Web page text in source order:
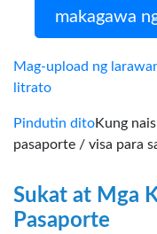
makagawa
Mag-upload ng
litrato
Pindutin ditoKung
pasaporte / visa para
Sukat at Mga
Pasaporte